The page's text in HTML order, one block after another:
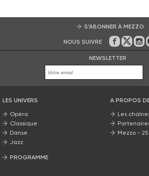
S’ABONNER À MEZZO
NOUS SUIVRE SurSur
NEWSLETTER
LES UNIVERS
Opéra
Classique
Danse
Jazz
PROGRAMME
A PROPOS
Les
Mezzo -